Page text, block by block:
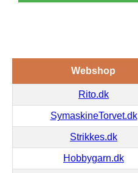
Webshop
Rito.dk
SymaskineTorvet.dk
Strikkes.dk
Hobbygarn.dk